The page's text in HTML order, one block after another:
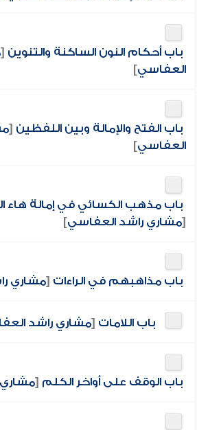
باب أحكام النون الساكنة والتنوين [
العفاسي]
باب الفتح والإمالة وبين اللفظين [
العفاسي]
باب مذهب الكسائي في إمالة هاء
[مشاري راشد العفاسي]
باب مذاهبهم في الراءات [مشاري
باب اللامات [مشاري راشد
باب الوقف على أواخر الكلم [